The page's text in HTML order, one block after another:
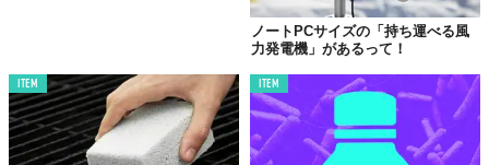
ノートPCサイズの「持ち運べる風
力発電機」があるって！
ITEM ITEM